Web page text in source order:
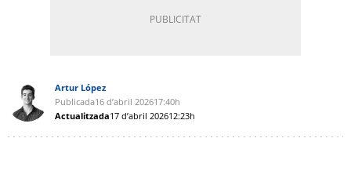
Artur López
Publicada16 d’abril 202617:40h
Actualitzada17 d’abril 202612:23h